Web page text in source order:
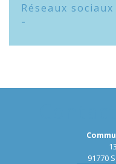
Réseaux sociaux
-
91770